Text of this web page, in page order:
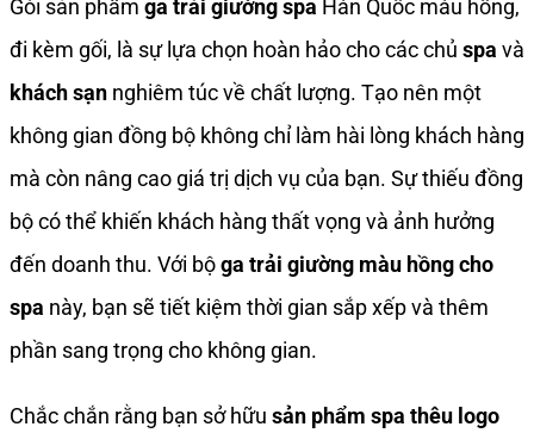
Gói sản phẩm ga trải giường spa Hàn Quốc màu hồng,
đi kèm gối, là sự lựa chọn hoàn hảo cho các chủ spa và
khách sạn nghiêm túc về chất lượng. Tạo nên một
không gian đồng bộ không chỉ làm hài lòng khách hàng
mà còn nâng cao giá trị dịch vụ của bạn. Sự thiếu đồng
bộ có thể khiến khách hàng thất vọng và ảnh hưởng
đến doanh thu. Với bộga trải giường màu hồng cho
spa này, bạn sẽ tiết kiệm thời gian sắp xếp và thêm
phần sang trọng cho không gian.
Chắc chắn rằng bạn sở hữu sản phẩm spa thêu logo